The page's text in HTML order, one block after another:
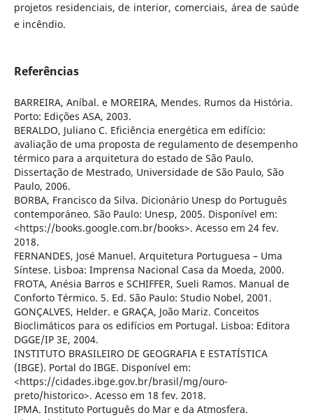
projetos residenciais, de interior, comerciais, área de saúde
e incêndio.
Referências
BARREIRA, Aníbal. e MOREIRA, Mendes. Rumos da História.
Porto: Edições ASA, 2003.
BERALDO, Juliano C. Eficiência energética em edifício:
avaliação de uma proposta de regulamento de desempenho
térmico para a arquitetura do estado de São Paulo.
Dissertação de Mestrado, Universidade de São Paulo, São
Paulo, 2006.
BORBA, Francisco da Silva. Dicionário Unesp do Português
contemporáneo. São Paulo: Unesp, 2005. Disponível em:
<https://books.google.com.br/books>. Acesso em 24 fev.
2018.
FERNANDES, José Manuel. Arquitetura Portuguesa – Uma
Síntese. Lisboa: Imprensa Nacional Casa da Moeda, 2000.
FROTA, Anésia Barros e SCHIFFER, Sueli Ramos. Manual de
Conforto Térmico. 5. Ed. São Paulo: Studio Nobel, 2001.
GONÇALVES, Helder. e GRAÇA, João Mariz. Conceitos
Bioclimáticos para os edifícios em Portugal. Lisboa: Editora
DGGE/IP 3E, 2004.
INSTITUTO BRASILEIRO DE GEOGRAFIA E ESTATÍSTICA
(IBGE). Portal do IBGE. Disponível em:
<https://cidades.ibge.gov.br/brasil/mg/ouro-
preto/historico>. Acesso em 18 fev. 2018.
IPMA. Instituto Português do Mar e da Atmosfera.